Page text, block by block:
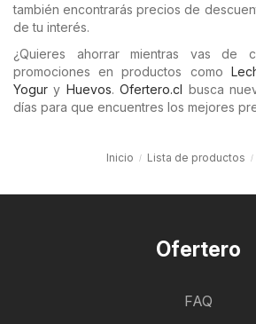
también encontrarás precios de
de tu interés.
¿Quieres ahorrar mientras vas de
promociones en productos como
Yogur y Huevos.Ofertero.cl busca
días para que encuentres los mejores
Inicio Lista de productos
Ofertero
FAQ